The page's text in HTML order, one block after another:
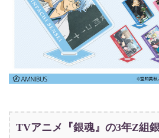
TVアニメ『銀魂』の3年Z組